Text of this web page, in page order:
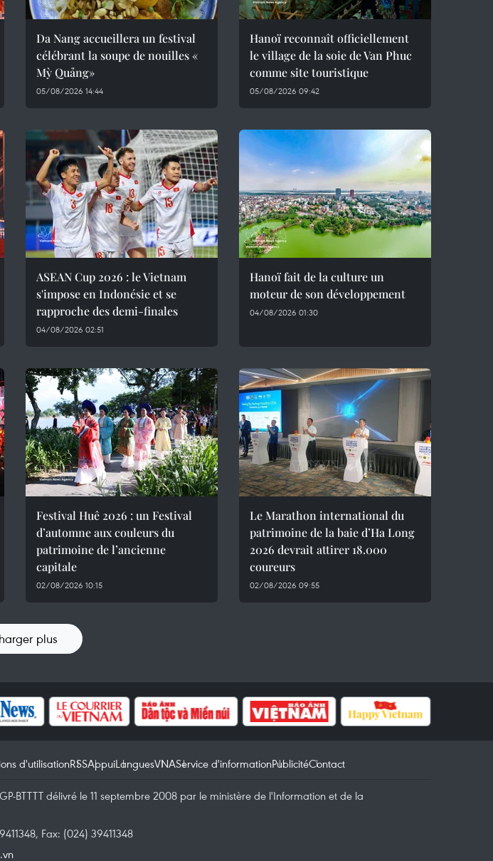
Da Nang accueillera un festival
célébrant la soupe de nouilles «
Mỳ Quảng»
05/08/2026 14:44
Hanoï reconnaît officiellement
le village de la soie de Van Phuc
comme site touristique
05/08/2026 09:42
ASEAN Cup 2026 : le Vietnam
s'impose en Indonésie et se
rapproche des demi-finales
04/08/2026 02:51
Hanoï fait de la culture un
moteur de son développement
04/08/2026 01:30
Festival Huê 2026 : un Festival
d’automne aux couleurs du
patrimoine de l’ancienne
capitale
02/08/2026 10:15
Le Marathon international du
patrimoine de la baie d’Ha Long
2026 devrait attirer 18.000
coureurs
02/08/2026 09:55
plus
d'utilisationRSSAppuiLanguesVNAService d'informationPublicitéContact
BTTTT délivré le 11 septembre 2008 par le ministère de l'Information et de la
Fax: (024) 39411348